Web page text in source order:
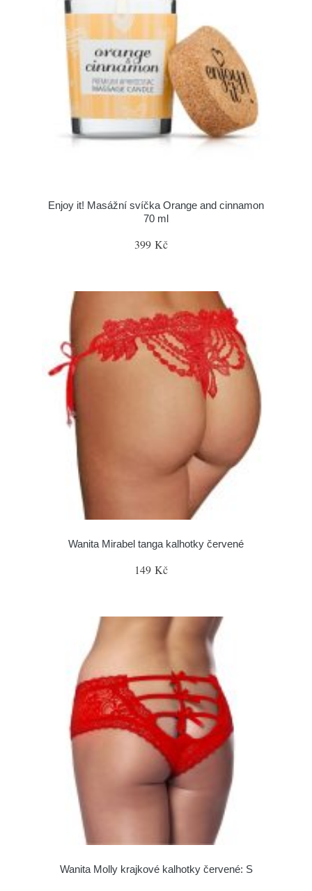
Enjoy it! Masážní svíčka Orange and cinnamon
70 ml
399 Kč
Wanita Mirabel tanga kalhotky červené
149 Kč
Wanita Molly krajkové kalhotky červené: S